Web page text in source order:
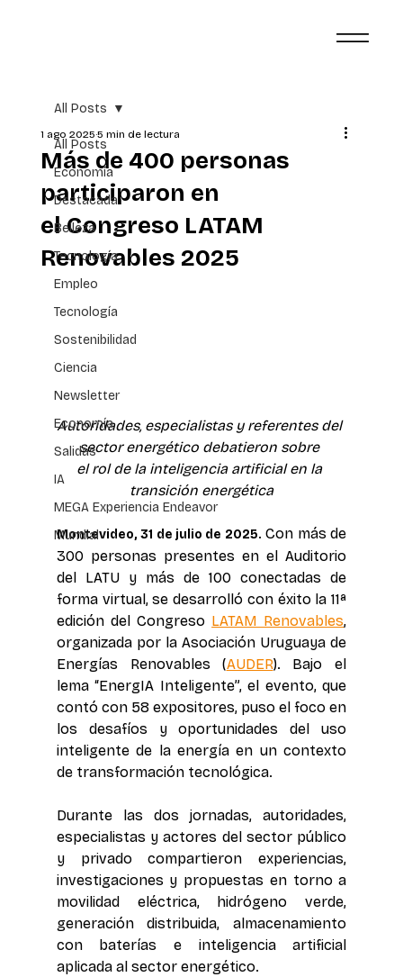
All Posts
Economía
Destacada
Belleza
Tecnología
Empleo
Tecnología
Sostenibilidad
Ciencia
Newsletter
Economía
Salidas
IA
MEGA Experiencia Endeavor
Mundial
All Posts
Más de 400 personas
participaron en
el Congreso LATAM
Renovables 2025
1 ago 20255 min de lectura
Autoridades, especialistas y referentes del
sector energético debatieron sobre
el rol de la inteligencia artificial en la
transición energética
Montevideo, 31 de julio de 2025. Con más de
300 personas presentes en el Auditorio
del LATU y más de 100 conectadas de
forma virtual, se desarrolló con éxito la 11ª
edición del Congreso LATAM Renovables,
organizada por la Asociación Uruguaya de
Energías Renovables (AUDER). Bajo el
lema “EnergIA Inteligente”, el evento, que
contó con 58 expositores, puso el foco en
los desafíos y oportunidades del uso
inteligente de la energía en un contexto
de transformación tecnológica.
Durante las dos jornadas, autoridades,
especialistas y actores del sector público
y privado compartieron experiencias,
investigaciones y propuestas en torno a
movilidad eléctrica, hidrógeno verde,
generación distribuida, almacenamiento
con baterías e inteligencia artificial
aplicada al sector energético.